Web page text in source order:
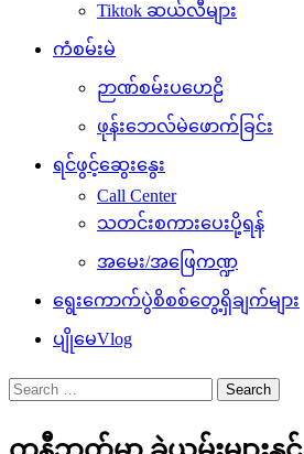
Tiktok ဆယ်လီများ
ကံစမ်းမဲ
ဉာဏ်စမ်းပဟေဠိ
ဖုန်းဘေလ်မဲဖောက်ခြင်း
ရင်ဖွင့်ဆွေးနွေး
Call Center
သတင်းစကားပေးပို့ရန်
အမေး/အဖြေကဏ္ဍ
ရွေးကောက်ပွဲစိစစ်တွေ့ရှိချက်များ
ပျိုမေVlog
Search
for: